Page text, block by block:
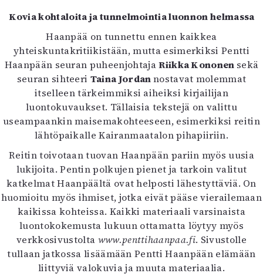
Kovia kohtaloita ja tunnelmointia luonnon helmassa
Haanpää on tunnettu ennen kaikkea
yhteiskuntakritiikistään, mutta esimerkiksi Pentti
Haanpään seuran puheenjohtajaRiikka Kononen sekä
seuran sihteeri Taina Jordannostavat molemmat
itselleen tärkeimmiksi aiheiksi kirjailijan
luontokuvaukset. Tällaisia tekstejä on valittu
useampaankin maisemakohteeseen, esimerkiksi reitin
lähtöpaikalle Kairanmaatalon pihapiiriin.
Reitin toivotaan tuovan Haanpään pariin myös uusia
lukijoita. Pentin polkujen pienet ja tarkoin valitut
katkelmat Haanpäältä ovat helposti lähestyttäviä. On
huomioitu myös ihmiset, jotka eivät pääse vierailemaan
kaikissa kohteissa. Kaikki materiaali varsinaista
luontokokemusta lukuun ottamatta löytyy myös
verkkosivustolta www.penttihaanpaa.fi. Sivustolle
tullaan jatkossa lisäämään Pentti Haanpään elämään
liittyviä valokuvia ja muuta materiaalia.